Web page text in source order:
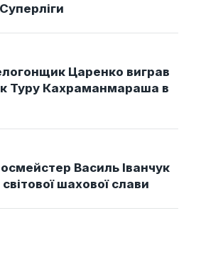
Царенко виграв
Туру Кахраманмараша в
Василь Іванчук
шахової слави